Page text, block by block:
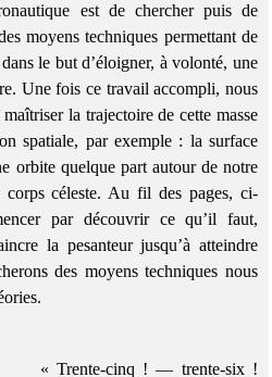
est de chercher puis de
moyens techniques permettant de
le but d’éloigner, à volonté, une
Une fois ce travail accompli, nous
la trajectoire de cette masse
spatiale, par exemple : la surface
orbite quelque part autour de notre
corps céleste. Au fil des pages, ci-
par découvrir ce qu’il faut,
la pesanteur jusqu’à atteindre
des moyens techniques nous
« Trente-cinq ! — trente-six !